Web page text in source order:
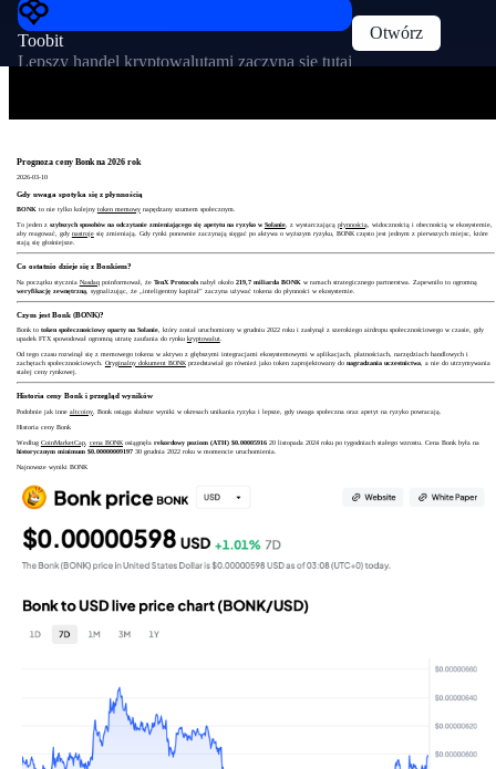
Toobit
Lepszy handel kryptowalutami zaczyna się tutaj
Otwórz
Prognoza ceny Bonk na 2026 rok
2026-03-10
Gdy uwaga spotyka się z płynnością
BONK to nie tylko kolejny token memowynapędzany szumem społecznym.
To jeden z szybszych sposobów na odczytanie zmieniającego się apetytu na ryzyko w Solanie, z wystarczającą płynnością, widocznością i obecnością w ekosystemie,
aby reagować, gdy nastrojesię zmieniają. Gdy rynki ponownie zaczynają sięgać po aktywa o wyższym ryzyku, BONK często jest jednym z pierwszych miejsc, które
stają się głośniejsze.
Co ostatnio dzieje się z Bonkiem?
Na początku stycznia Nasdaqpoinformował, że TenX Protocolsnabył około 219,7 miliarda BONK w ramach strategicznego partnerstwa. Zapewniło to ogromną
weryfikację zewnętrzną, sygnalizując, że „inteligentny kapitał” zaczyna używać tokena do płynności w ekosystemie.
Czym jest Bonk (BONK)?
Bonk to token społecznościowy oparty na Solanie, który został uruchomiony w grudniu 2022 roku i zasłynął z szerokiego airdropu społecznościowego w czasie, gdy
upadek FTX spowodował ogromną utratę zaufania do rynku kryptowalut.
Od tego czasu rozwinął się z memowego tokena w aktywo z głębszymi integracjami ekosystemowymi w aplikacjach, płatnościach, narzędziach handlowych i
zachętach społecznościowych. Oryginalny dokument BONKprzedstawiał go również jako token zaprojektowany do nagradzania uczestnictwa, a nie do utrzymywania
stałej ceny rynkowej.
Historia ceny Bonk i przegląd wyników
Podobnie jak inne altcoiny, Bonk osiąga słabsze wyniki w okresach unikania ryzyka i lepsze, gdy uwaga społeczna oraz apetyt na ryzyko powracają.
Historia ceny Bonk
Według CoinMarketCap, cena BONKosiągnęła rekordowy poziom (ATH) $0.0000591620 listopada 2024 roku po tygodniach stałego wzrostu. Cena Bonk była na
historycznym minimum $0.0000000919730 grudnia 2022 roku w momencie uruchomienia.
Najnowsze wyniki BONK